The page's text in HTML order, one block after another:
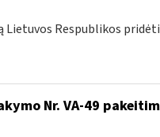
Respublikos
Nr. VA-49